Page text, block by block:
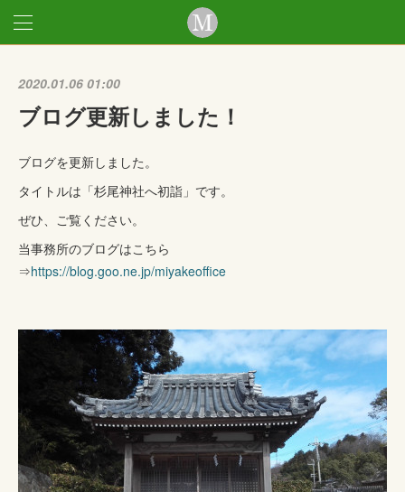
2020.01.06 01:00
ブログ更新しました！
ブログを更新しました。
タイトルは「杉尾神社へ初詣」です。
ぜひ、ご覧ください。
当事務所のブログはこちら
⇒https://blog.goo.ne.jp/miyakeoffice